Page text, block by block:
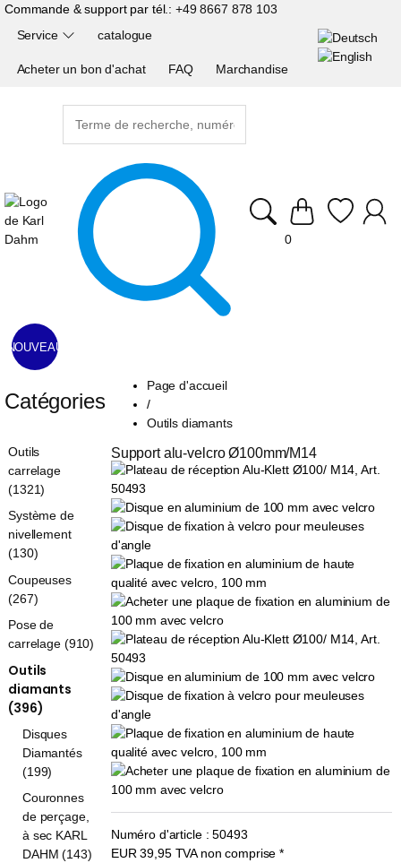
Commande & support par tél.: +49 8667 878 103
Service catalogue
Acheter un bon d'achat FAQ Marchandise
0
Page d'accueil
/
Outils diamants
Support alu-velcro Ø100mm/M14
NOUVEAU
Numéro d'article : 50493
EUR39,95 TVA non comprise *
Catégories
Outils
carrelage
(1321)
Système de
nivellement
(130)
Coupeuses
(267)
Pose de
carrelage (910)
Outils
diamants
(396)
Disques
Diamantés
(199)
Couronnes
de perçage,
à sec KARL
DAHM (143)